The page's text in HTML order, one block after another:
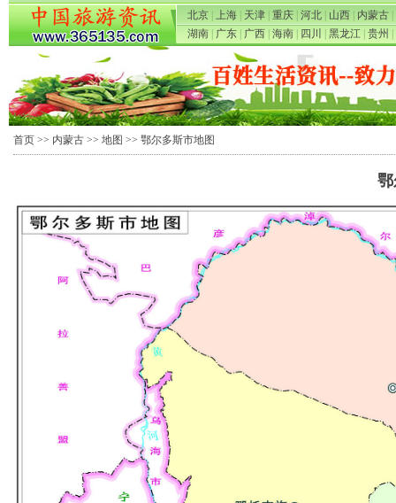
北京 上海 天津 重庆 河北 山西 内蒙古
湖南
广东 广西 海南 四川 黑龙江 贵州
首页 >> 内蒙古 >> 地图 >> 鄂尔多斯市地图